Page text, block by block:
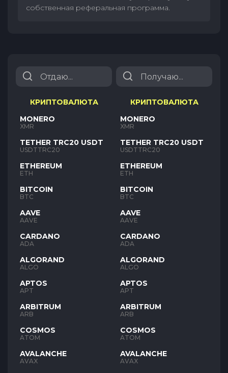
собственная реферальная программа.
КРИПТОВАЛЮТА
MONERO
XMR
TETHER TRC20 USDT
USDTTRC20
ETHEREUM
ETH
BITCOIN
BTC
AAVE
AAVE
CARDANO
ADA
ALGORAND
ALGO
APTOS
APT
ARBITRUM
ARB
COSMOS
ATOM
AVALANCHE
AVAX
КРИПТОВАЛЮТА
MONERO
XMR
TETHER TRC20 USDT
USDTTRC20
ETHEREUM
ETH
BITCOIN
BTC
AAVE
AAVE
CARDANO
ADA
ALGORAND
ALGO
APTOS
APT
ARBITRUM
ARB
COSMOS
ATOM
AVALANCHE
AVAX